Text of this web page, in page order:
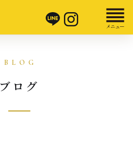
ブログ